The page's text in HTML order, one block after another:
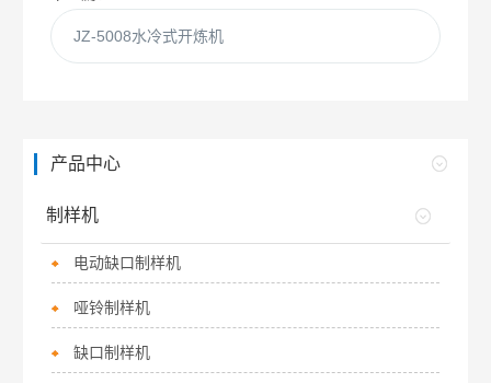
JZ-5008水冷式开炼机
产品中心
制样机
电动缺口制样机
哑铃制样机
缺口制样机